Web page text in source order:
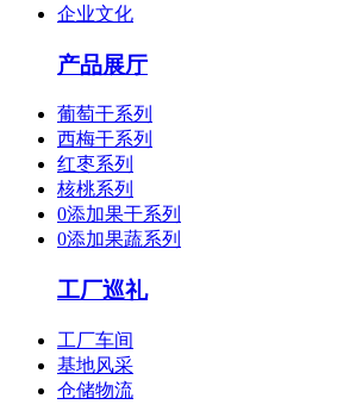
企业文化
产品展厅
葡萄干系列
西梅干系列
红枣系列
核桃系列
0添加果干系列
0添加果蔬系列
工厂巡礼
工厂车间
基地风采
仓储物流